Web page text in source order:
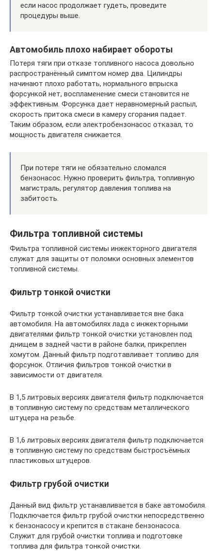
если насос продолжает гудеть, проведите
процедуры выше.
Автомобиль плохо набирает обороты
Потеря тяги при отказе топливного насоса довольно
распространённый симптом номер два. Цилиндры
начинают плохо работать, нормального впрыска
форсункой нет, воспламенение смеси становится не
эффективным. Форсунка дает неравномерный распыл,
скорость притока смеси в камеру сгорания падает.
Таким образом, если электробензонасос отказал, то
мощность двигателя снижается.
При потере тяги не обязательно сломался
бензонасос. Нужно проверить фильтра, топливную
магистраль, регулятор давления топлива на
забитость.
Фильтра топливной системы
Фильтра топливной системы инжекторного двигателя
служат для защиты от поломки основных элементов
топливной системы.
Фильтр тонкой очистки
Фильтр тонкой очистки устанавливается вне бака
автомобиля. На автомобилях лада с инжекторными
двигателями фильтр тонкой очистки установлен под
днищем в задней части в районе балки, прикреплен
хомутом. Данный фильтр подготавливает топливо для
форсунок. Отличия фильтров тонкой очистки в
зависимости от двигателя.
В 1,5 литровых версиях двигателя фильтр подключается
в топливную систему по средствам металлического
штуцера на резьбе.
В 1,6 литровых версиях двигателя фильтр подключается
в топливную систему по средствам быстросъёмных
пластиковых штуцеров.
Фильтр грубой очистки
Данный вид фильтр устанавливается в баке автомобиля.
Подключается фильтр грубой очистки непосредственно
к бензонасосу и крепится в стакане бензонасоса.
Служит для грубой очистки топлива и подготовке
топлива для фильтра тонкой очистки.